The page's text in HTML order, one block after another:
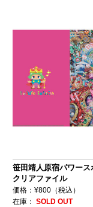
笹田靖人原宿パワー
クリアファイル
価格：¥800（税込）
在庫： SOLD OUT